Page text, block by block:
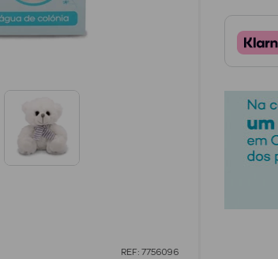
REF: 7756096